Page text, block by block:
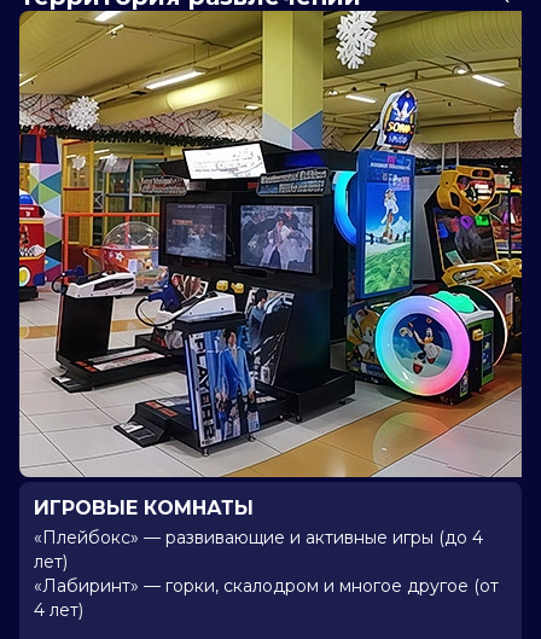
ИГРОВЫЕ КОМНАТЫ
«Плейбокс» — развивающие и активные игры (до 4
лет)
«Лабиринт» — горки, скалодром и многое другое (от
4 лет)